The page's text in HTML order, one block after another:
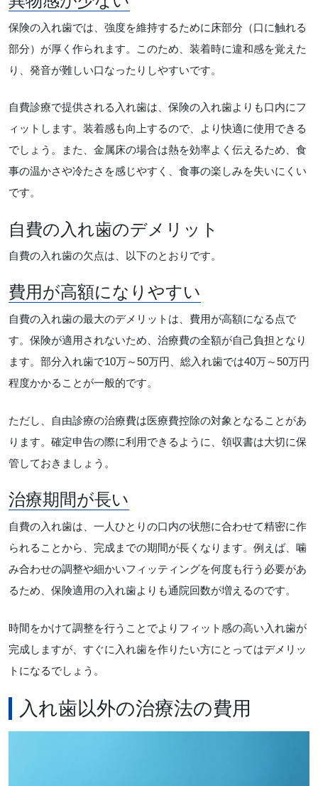
保険の入れ歯では、強度を維持するために床部分（口に触れる
部分）が厚く作られます。このため、装着時に違和感を覚えた
り、発音が難しい口なったりしやすいです。
自費診療で提供される入れ歯は、保険の入れ歯よりも口内にフ
ィットします。装着感も向上するので、より快適に使用できる
でしょう。また、金属床の場合は熱を効率よく伝えるため、食
事の温かさや冷たさを感じやすく、食事の楽しみを失いにくい
です。
自費の入れ歯のデメリット
自費の入れ歯の欠点は、以下のとおりです。
費用が高額になりやすい
自費の入れ歯の最大のデメリットは、費用が高額になる点で
す。保険が適用されないため、治療費の全額が自己負担となり
ます。部分入れ歯で10万～50万円、総入れ歯では40万～50万円
程度かかることが一般的です。
ただし、自由診療の治療費は医療費控除の対象となることがあ
ります。確定申告の際に利用できるように、領収書は大切に保
管しておきましょう。
治療期間が長い
自費の入れ歯は、一人ひとりの口内の状態に合わせて精密に作
られることから、完成までの期間が長くなります。例えば、噛
み合わせの調整や細かいフィッティングを何度も行う必要があ
るため、保険適用の入れ歯よりも通院回数が増えるのです。
時間をかけて調整を行うことでよりフィット感の高い入れ歯が
完成しますが、すぐに入れ歯を作りたい方にとってはデメリッ
トになるでしょう。
入れ歯以外の治療法の費用